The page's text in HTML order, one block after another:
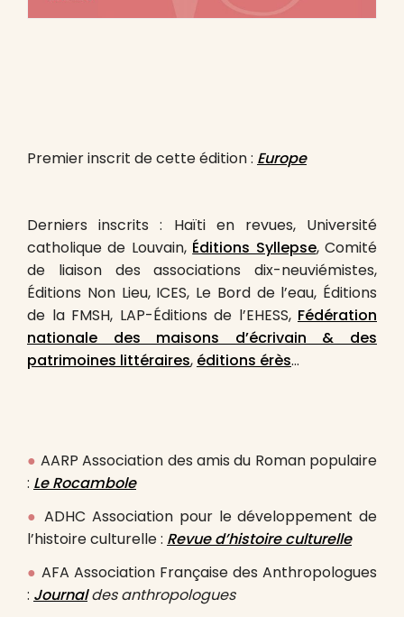
Premier inscrit de cette édition : Europe
Derniers inscrits : Haïti en revues, Université
catholique de Louvain, Éditions Syllepse, Comité
de liaison des associations dix-neuviémistes,
Éditions Non Lieu, ICES, Le Bord de l’eau, Éditions
de la FMSH, LAP-Éditions de l’EHESS, Fédération
nationale des maisons d’écrivain & des
patrimoines littéraires, éditions érès…
● AARP Association des amis du Roman populaire
: Le Rocambole
● ADHC Association pour le développement de
l’histoire culturelle : Revue d’histoire culturelle
● AFA Association Française des Anthropologues
: Journaldes anthropologues